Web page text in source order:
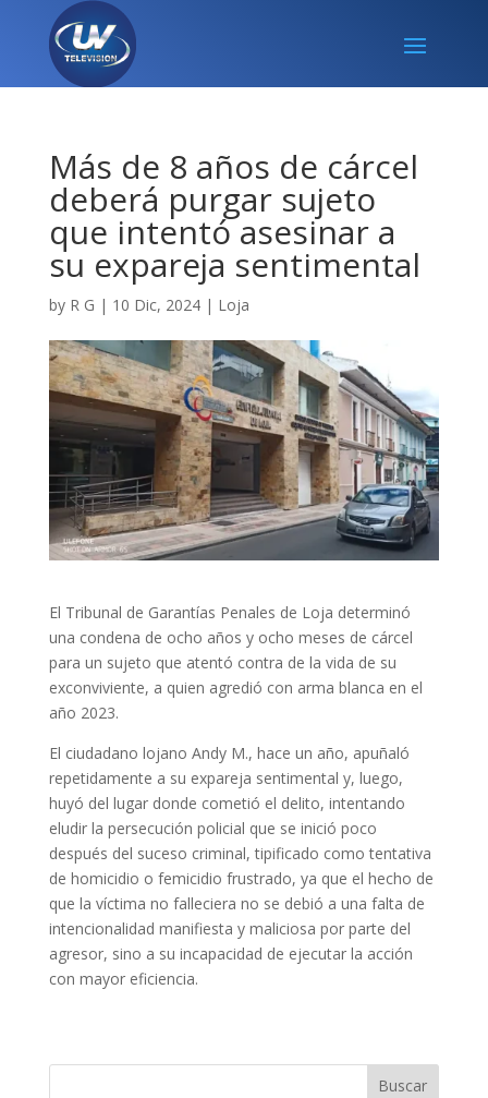
Más de 8 años de cárcel
deberá purgar sujeto
que intentó asesinar a
su expareja sentimental
by R G | 10 Dic, 2024| Loja
El Tribunal de Garantías Penales de Loja determinó
una condena de ocho años y ocho meses de cárcel
para un sujeto que atentó contra de la vida de su
exconviviente, a quien agredió con arma blanca en el
año 2023.
El ciudadano lojano Andy M., hace un año, apuñaló
repetidamente a su expareja sentimental y, luego,
huyó del lugar donde cometió el delito, intentando
eludir la persecución policial que se inició poco
después del suceso criminal, tipificado como tentativa
de homicidio o femicidio frustrado, ya que el hecho de
que la víctima no falleciera no se debió a una falta de
intencionalidad manifiesta y maliciosa por parte del
agresor, sino a su incapacidad de ejecutar la acción
con mayor eficiencia.
Buscar